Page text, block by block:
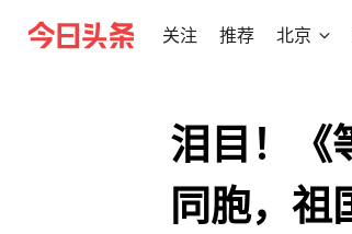
关注 推荐 北京
泪目！《
同胞，祖